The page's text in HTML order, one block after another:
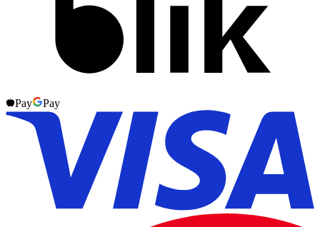
Pay Pay